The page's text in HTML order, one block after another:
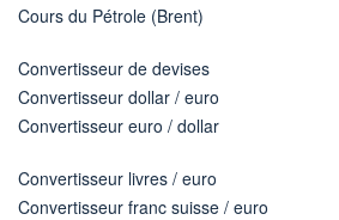
Cours du Pétrole (Brent)
Convertisseur de devises
Convertisseur dollar / euro
Convertisseur euro / dollar
Convertisseur livres / euro
Convertisseur franc suisse / euro